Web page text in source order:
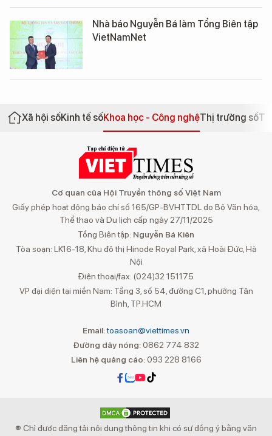
Nhà báo Nguyễn Bá làm Tổng Biên tập
VietNamNet
Xã hội sốKinh tế sốKhoa học - Công nghệThị trường số
Cơ quan của Hội Truyền thông số Việt Nam
Giấy phép hoạt động báo chí số 165/GP-BVHTTDL do Bộ Văn hóa,
Thể thao và Du lịch cấp ngày 27/11/2025
Tổng Biên tập: Nguyễn Bá Kiên
Tòa soạn: LK16-18, Khu đô thị Hinode Royal Park, xã Hoài Đức, Hà
Nội
Điện thoại/fax: (024)32 151175
VP đại diện tại miền Nam: Tầng 3, số 54, đường C1, phường Tân
Bình, TP.HCM
Email:toasoan@viettimes.vn
Đường dây nóng: 0862 774 832
Liên hệ quảng cáo:093 228 8166
® Chỉ được đăng tải nội dung thông tin khi có sự đồng ý bằng văn